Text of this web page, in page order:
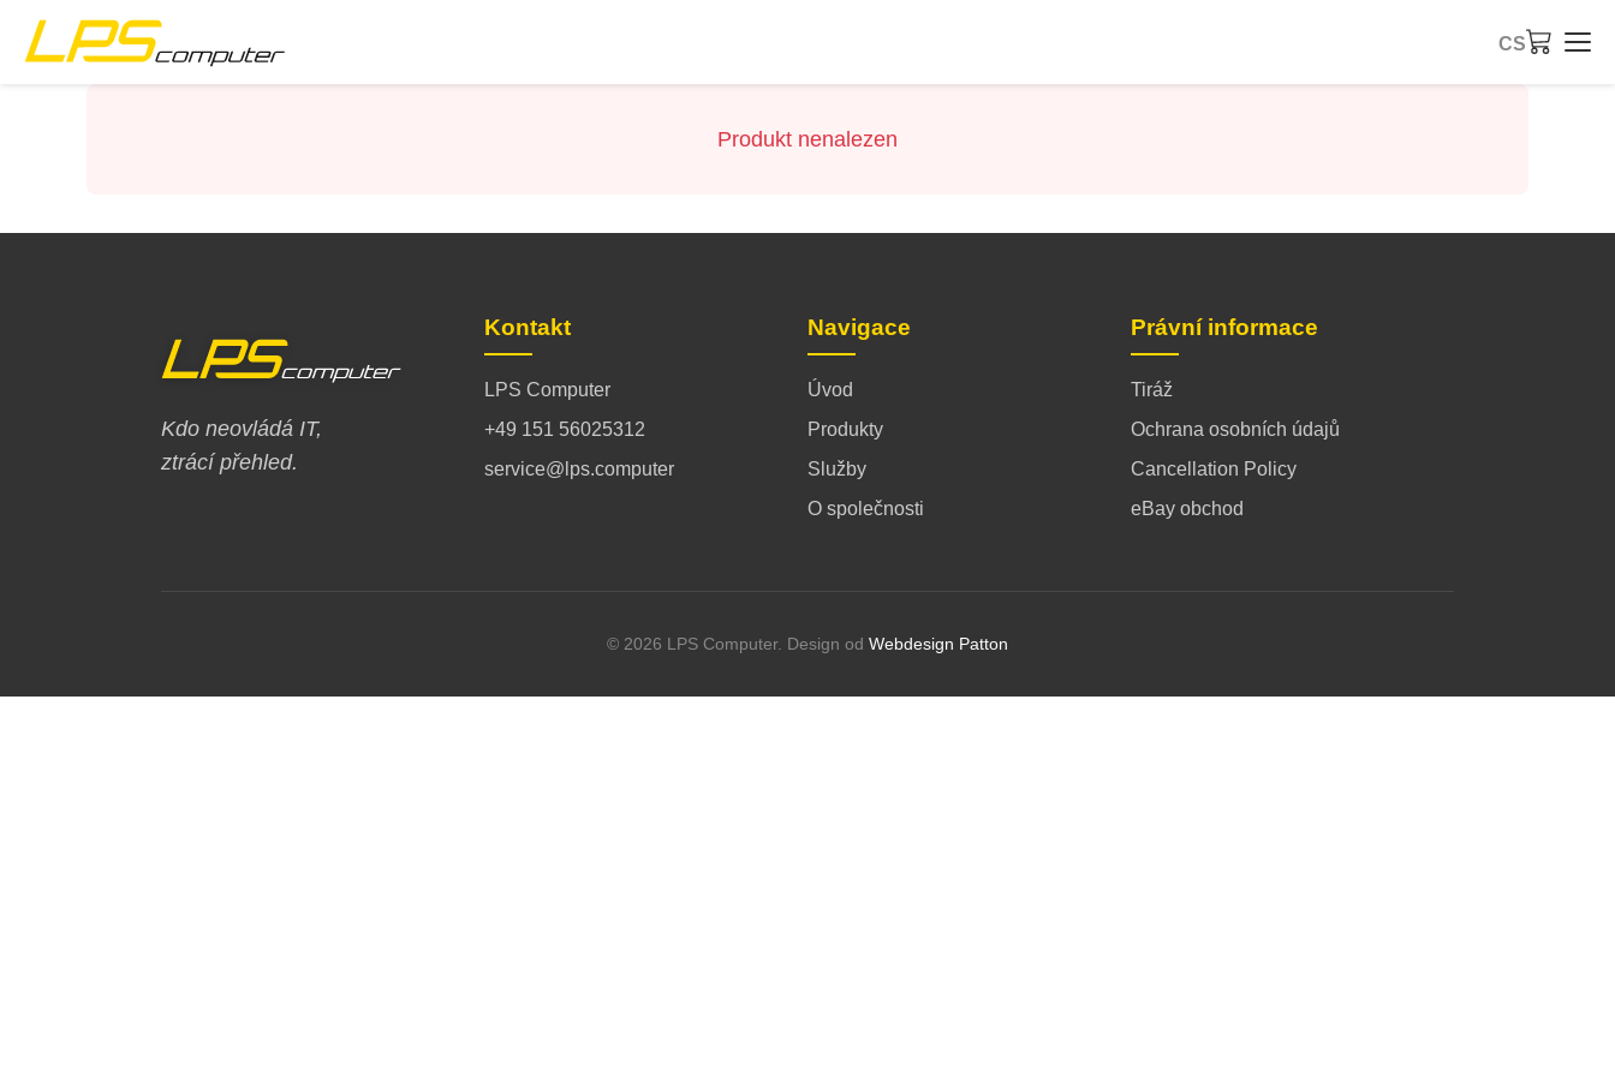
CS
Produkt nenalezen
Kdo neovládá IT,
ztrácí přehled.
Kontakt
LPS Computer
+49 151 56025312
service@lps.computer
Navigace
Úvod
Produkty
Služby
O společnosti
Právní informace
Tiráž
Ochrana osobních údajů
Cancellation Policy
eBay obchod
© 2026 LPS Computer. Design od Webdesign Patton